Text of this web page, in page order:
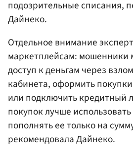
подозрительные списания,
Дайнеко.
Отдельное внимание
маркетплейсам: мошенники
доступ к деньгам через
кабинета, оформить
или подключить кредитный
покупок лучше
пополнять ее только на
рекомендовала Дайнеко.